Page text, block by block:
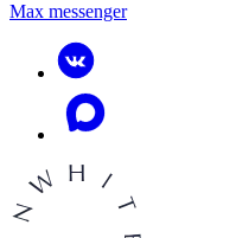
Max messenger